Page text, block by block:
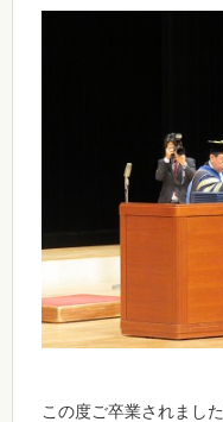
この度ご卒業されまし